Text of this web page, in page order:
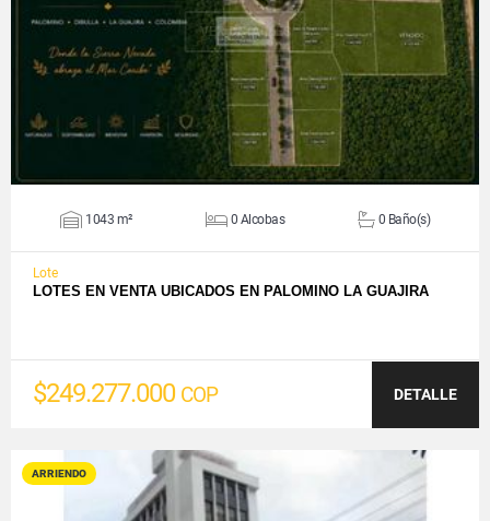
VER DETALLES
1043 m² 0 Alcobas 0 Baño(s)
Lote
LOTES EN VENTA UBICADOS EN PALOMINO LA GUAJIRA
$249.277.000 COP DETALLE
ARRIENDO